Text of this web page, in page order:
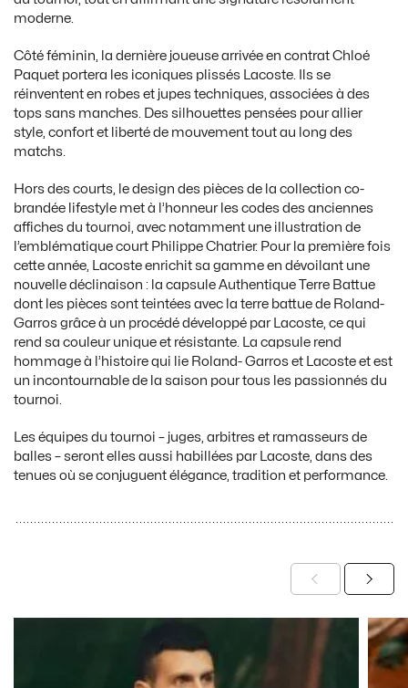
moderne.
Côté féminin, la dernière joueuse arrivée en contrat Chloé
Paquet portera les iconiques plissés Lacoste. Ils se
réinventent en robes et jupes techniques, associées à des
tops sans manches. Des silhouettes pensées pour allier
style, confort et liberté de mouvement tout au long des
matchs.
Hors des courts, le design des pièces de la collection co-
brandée lifestyle met à l’honneur les codes des anciennes
affiches du tournoi, avec notamment une illustration de
l’emblématique court Philippe Chatrier. Pour la première fois
cette année, Lacoste enrichit sa gamme en dévoilant une
nouvelle déclinaison : la capsule Authentique Terre Battue
dont les pièces sont teintées avec la terre battue de Roland-
Garros grâce à un procédé développé par Lacoste, ce qui
rend sa couleur unique et résistante. La capsule rend
hommage à l’histoire qui lie Roland- Garros et Lacoste et est
un incontournable de la saison pour tous les passionnés du
tournoi.
Les équipes du tournoi – juges, arbitres et ramasseurs de
balles – seront elles aussi habillées par Lacoste, dans des
tenues où se conjuguent élégance, tradition et performance.